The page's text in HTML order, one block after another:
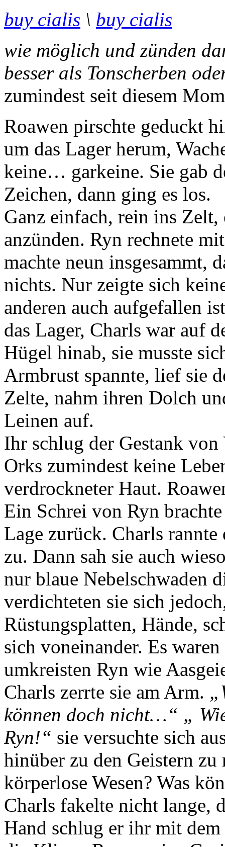
buy cialis \ buy cialis
wie möglich und zünden
besser als Tonscherben
zumindest seit diesem
Roawen pirschte geduckt
um das Lager herum,
keine… garkeine. Sie gab
Zeichen, dann ging es los.
Ganz einfach, rein ins Zelt,
anzünden. Ryn rechnete
machte neun insgesammt,
nichts. Nur zeigte sich
anderen auch aufgefallen
das Lager, Charls war auf
Hügel hinab, sie musste
Armbrust spannte, lief sie
Zelte, nahm ihren Dolch
Leinen auf.
Ihr schlug der Gestank
Orks zumindest keine
verdrockneter Haut.
Ein Schrei von Ryn
Lage zurück. Charls
zu. Dann sah sie auch
nur blaue Nebelschwaden
verdichteten sie sich
Rüstungsplatten, Hände,
sich voneinander. Es
umkreisten Ryn wie
Charls zerrte sie am Arm.
können doch nicht…“ „
Ryn!“ sie versuchte sich
hinüber zu den Geistern
körperlose Wesen? Was
Charls fakelte nicht lange,
Hand schlug er ihr mit